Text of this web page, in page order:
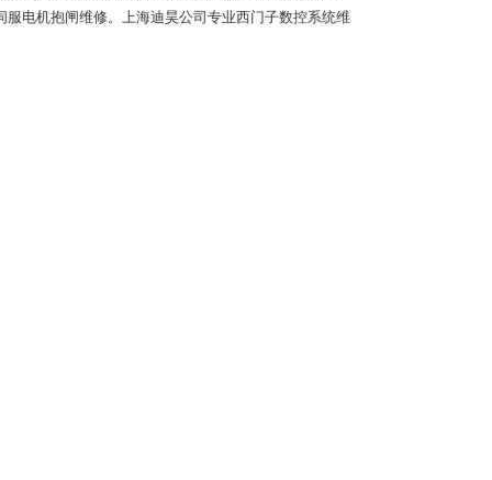
电机抱闸维修。上海迪昊公司专业西门子数控系统维